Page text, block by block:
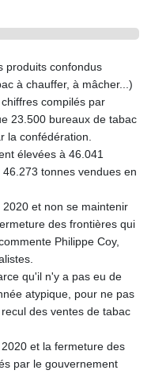
produits confondus
à chauffer, à mâcher...)
compilés par
23.500 bureaux de tabac
la confédération.
élevées à 46.041
tonnes vendues en
et non se maintenir
des frontières qui
Philippe Coy,
qu'il n'y a pas eu de
atypique, pour ne pas
des ventes de tabac
et la fermeture des
par le gouvernement